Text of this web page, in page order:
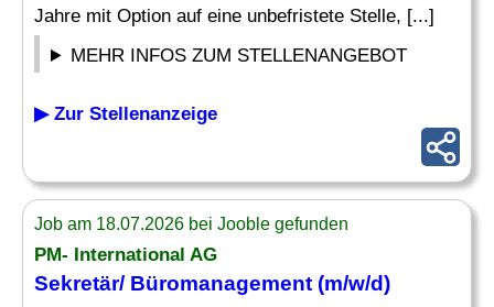
Jahre mit Option auf eine unbefristete Stelle, [...]
MEHR INFOS ZUM STELLENANGEBOT
▶ Zur Stellenanzeige
Job am 18.07.2026 bei Jooble gefunden
PM- International AG
Sekretär/ Büromanagement (m/w/d)